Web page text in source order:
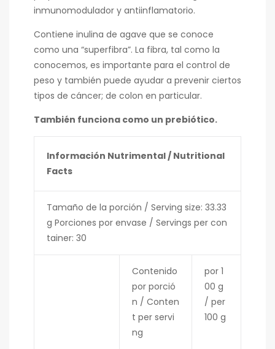
inmunomodulador y antiinflamatorio.
Contiene inulina de agave que se conoce
como una “superfibra”. La fibra, tal como la
conocemos, es importante para el control de
peso y también puede ayudar a prevenir ciertos
tipos de cáncer; de colon en particular.
También funciona como un prebiótico.
Información Nutrimental / Nutritional
Facts
Tamaño de la porción / Serving size: 33.33
g Porciones por envase / Servings per con
tainer: 30
Contenido
por porció
n / Conten
t per servi
ng
por 1
00 g
/ per
100 g